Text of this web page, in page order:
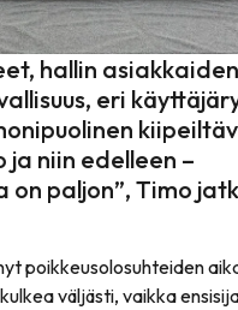
hallin
eri
ja niin edelleen –
on paljon”, Timo
poikkeusolosuhteiden
väljästi, vaikka